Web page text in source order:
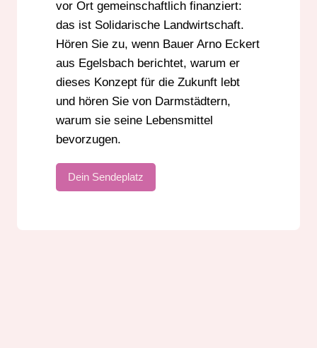
vor Ort gemeinschaftlich finanziert:
das ist Solidarische Landwirtschaft.
Hören Sie zu, wenn Bauer Arno Eckert
aus Egelsbach berichtet, warum er
dieses Konzept für die Zukunft lebt
und hören Sie von Darmstädtern,
warum sie seine Lebensmittel
bevorzugen.
Dein Sendeplatz